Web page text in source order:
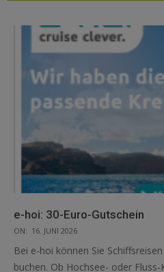
e-hoi: 30-Euro-Gutschein
ON: 16. JUNI 2026
Bei e-hoi können Sie
buchen. Ob Hochsee- oder